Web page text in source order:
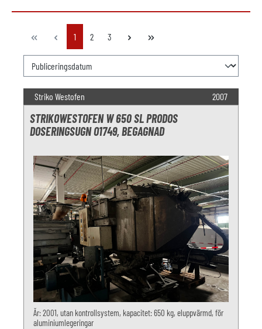
Sida
1 Sida
2 Sida
3
Striko Westofen 2007
STRIKOWESTOFEN W 650 SL PRODOS
DOSERINGSUGN O1749, BEGAGNAD
År: 2001, utan kontrollsystem, kapacitet: 650 kg, eluppvärmd, för
aluminiumlegeringar